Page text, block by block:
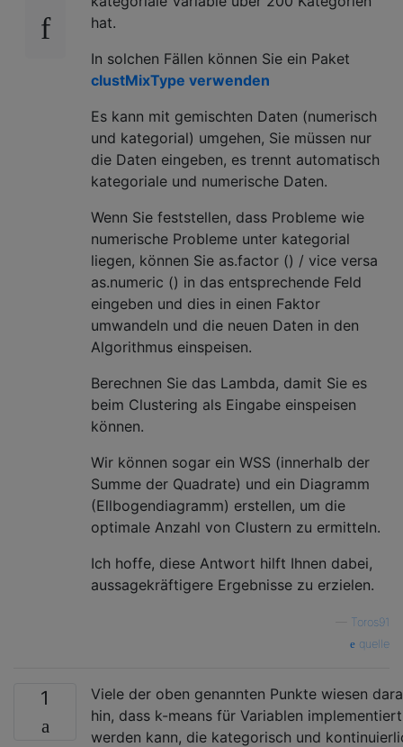
hat.
In solchen Fällen können Sie ein Paket
clustMixType verwenden
Es kann mit gemischten Daten (numerisch
und kategorial) umgehen, Sie müssen nur
die Daten eingeben, es trennt automatisch
kategoriale und numerische Daten.
Wenn Sie feststellen, dass Probleme wie
numerische Probleme unter kategorial
liegen, können Sie as.factor () / vice versa
as.numeric () in das entsprechende Feld
eingeben und dies in einen Faktor
umwandeln und die neuen Daten in den
Algorithmus einspeisen.
Berechnen Sie das Lambda, damit Sie es
beim Clustering als Eingabe einspeisen
können.
Wir können sogar ein WSS (innerhalb der
Summe der Quadrate) und ein Diagramm
(Ellbogendiagramm) erstellen, um die
optimale Anzahl von Clustern zu ermitteln.
Ich hoffe, diese Antwort hilft Ihnen dabei,
aussagekräftigere Ergebnisse zu erzielen.
Toros91
quelle
1
Viele der oben genannten Punkte wiesen
hin, dass k-means für Variablen implementiert
werden kann, die kategorisch und